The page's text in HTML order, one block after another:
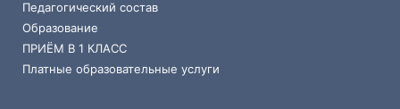
Педагогический состав
Образование
ПРИЁМ В 1 КЛАСС
Платные образовательные услуги